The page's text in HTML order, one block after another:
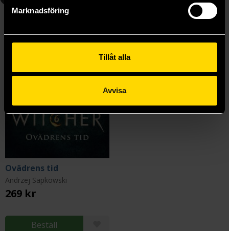
Marknadsföring
Tillåt alla
Avvisa
Ovädrens tid
Andrzej Sapkowski
269 kr
Beställ